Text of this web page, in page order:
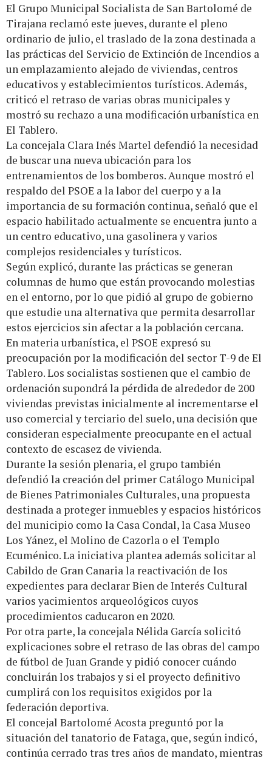
El Grupo Municipal Socialista de San Bartolomé de
Tirajana reclamó este jueves, durante el pleno
ordinario de julio, el traslado de la zona destinada a
las prácticas del Servicio de Extinción de Incendios a
un emplazamiento alejado de viviendas, centros
educativos y establecimientos turísticos. Además,
criticó el retraso de varias obras municipales y
mostró su rechazo a una modificación urbanística en
El Tablero.
La concejala Clara Inés Martel defendió la necesidad
de buscar una nueva ubicación para los
entrenamientos de los bomberos. Aunque mostró el
respaldo del PSOE a la labor del cuerpo y a la
importancia de su formación continua, señaló que el
espacio habilitado actualmente se encuentra junto a
un centro educativo, una gasolinera y varios
complejos residenciales y turísticos.
Según explicó, durante las prácticas se generan
columnas de humo que están provocando molestias
en el entorno, por lo que pidió al grupo de gobierno
que estudie una alternativa que permita desarrollar
estos ejercicios sin afectar a la población cercana.
En materia urbanística, el PSOE expresó su
preocupación por la modificación del sector T-9 de El
Tablero. Los socialistas sostienen que el cambio de
ordenación supondrá la pérdida de alrededor de 200
viviendas previstas inicialmente al incrementarse el
uso comercial y terciario del suelo, una decisión que
consideran especialmente preocupante en el actual
contexto de escasez de vivienda.
Durante la sesión plenaria, el grupo también
defendió la creación del primer Catálogo Municipal
de Bienes Patrimoniales Culturales, una propuesta
destinada a proteger inmuebles y espacios históricos
del municipio como la Casa Condal, la Casa Museo
Los Yánez, el Molino de Cazorla o el Templo
Ecuménico. La iniciativa plantea además solicitar al
Cabildo de Gran Canaria la reactivación de los
expedientes para declarar Bien de Interés Cultural
varios yacimientos arqueológicos cuyos
procedimientos caducaron en 2020.
Por otra parte, la concejala Nélida García solicitó
explicaciones sobre el retraso de las obras del campo
de fútbol de Juan Grande y pidió conocer cuándo
concluirán los trabajos y si el proyecto definitivo
cumplirá con los requisitos exigidos por la
federación deportiva.
El concejal Bartolomé Acosta preguntó por la
situación del tanatorio de Fataga, que, según indicó,
continúa cerrado tras tres años de mandato, mientras